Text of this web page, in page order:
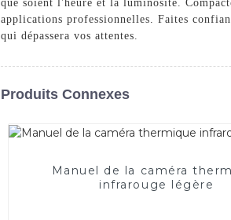
que soient l'heure et la luminosité.
applications professionnelles. Faites
qui dépassera vos attentes.
Produits Connexes
Manuel de la caméra
infrarouge légère